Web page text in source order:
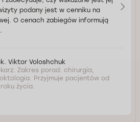
podany jest w cenniku na
O cenach zabiegów informują
Viktor Voloshchuk
Zakres porad: chirurgia,
Przyjmuje pacjentów od
roku życia.